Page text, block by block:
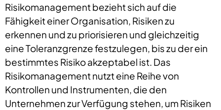
Risikomanagement bezieht sich auf die
Fähigkeit einer Organisation, Risiken zu
erkennen und zu priorisieren und gleichzeitig
eine Toleranzgrenze festzulegen, bis zu der ein
bestimmtes Risiko akzeptabel ist. Das
Risikomanagement nutzt eine Reihe von
Kontrollen und Instrumenten, die den
Unternehmen zur Verfügung stehen, um Risiken